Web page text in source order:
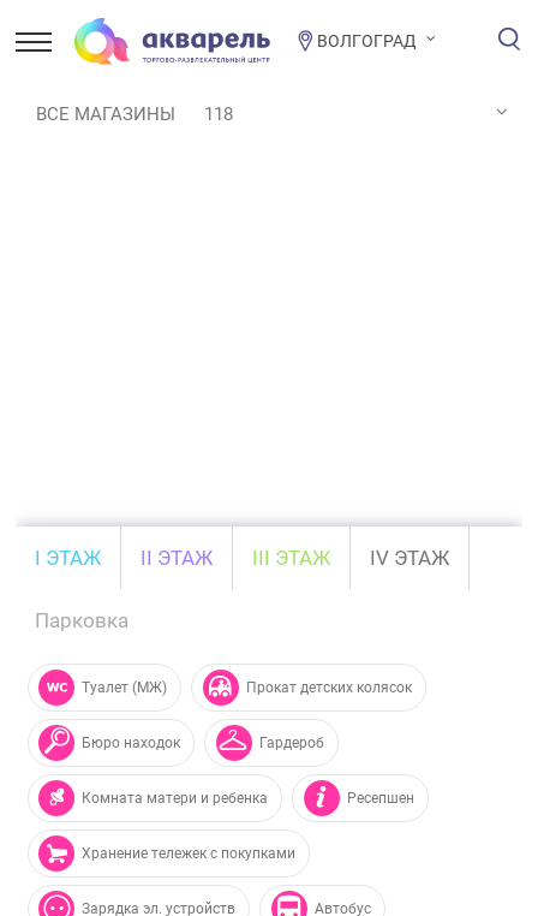
ВОЛГОГРАД
ВСЕ МАГАЗИНЫ 118
I ЭТАЖ II ЭТАЖ III ЭТАЖ IV ЭТАЖ
Парковка
Туалет (МЖ) Прокат детских колясок
Бюро находок Гардероб
Комната матери и ребенка Ресепшен
Хранение тележек с покупками
Зарядка эл. устройств Автобус